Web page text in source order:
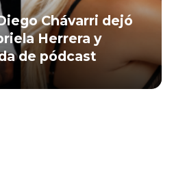
Chávarri dejó
Herrera y
de pódcast